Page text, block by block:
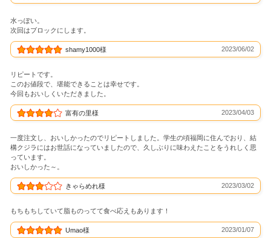
水っぽい。
次回はブロックにします。
shamy1000様 2023/06/02
リピートです。
このお値段で、堪能できることは幸せです。
今回もおいしくいただきました。
富有の里様 2023/04/03
一度注文し、おいしかったのでリピートしました。学生の頃福岡に住んでおり、結
構クジラにはお世話になっていましたので、久しぶりに味わえたことをうれしく思
っています。
おいしかった～。
きゃらめれ様 2023/03/02
もちもちしていて脂ものってて食べ応えもあります！
Umao様 2023/01/07